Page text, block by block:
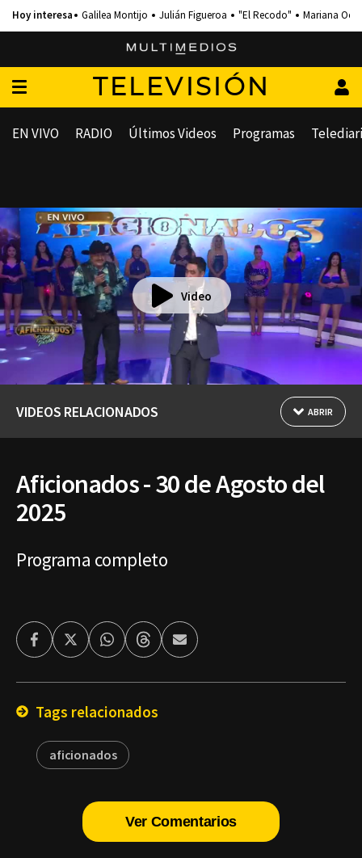
Galilea Montijo Julián Figueroa "El Recodo" Mariana
TELEVISIÓN
EN VIVO RADIO Últimos Videos Programas
Video
VIDEOS RELACIONADOS ABRIR
Aficionados - 30 de Agosto del
2025
Programa completo
FacebookTwitterWhatsappThreadsEnviar
por
Tags relacionados
aficionados
Ver Comentarios